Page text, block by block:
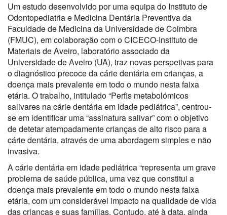
Um estudo desenvolvido por uma equipa do Instituto de
Odontopediatria e Medicina Dentária Preventiva da
Faculdade de Medicina da Universidade de Coimbra
(FMUC), em colaboração com o CICECO-Instituto de
Materiais de Aveiro, laboratório associado da
Universidade de Aveiro (UA), traz novas perspetivas para
o diagnóstico precoce da cárie dentária em crianças, a
doença mais prevalente em todo o mundo nesta faixa
etária. O trabalho, intitulado “Perfis metabolómicos
salivares na cárie dentária em idade pediátrica”, centrou-
se em identificar uma “assinatura salivar” com o objetivo
de detetar atempadamente crianças de alto risco para a
cárie dentária, através de uma abordagem simples e não
invasiva.
A cárie dentária em idade pediátrica “representa um grave
problema de saúde pública, uma vez que constitui a
doença mais prevalente em todo o mundo nesta faixa
etária, com um considerável impacto na qualidade de vida
das crianças e suas famílias. Contudo, até à data, ainda